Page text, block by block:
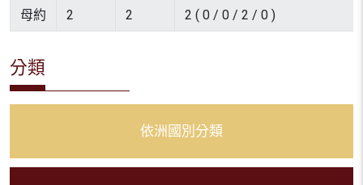
母約 2 2 2 ( 0 / 0 / 2 / 0 )
分類
依洲國別分類